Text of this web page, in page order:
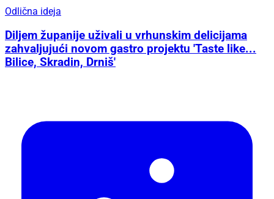
Odlična ideja
Diljem županije uživali u vrhunskim delicijama
zahvaljujući novom gastro projektu 'Taste like...
Bilice, Skradin, Drniš'